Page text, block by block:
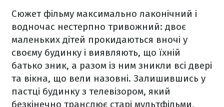
Сюжет фільму максимально лаконічний і
водночас нестерпно тривожний: двоє
маленьких дітей прокидаються вночі у
своєму будинку і виявляють, що їхній
батько зник, а разом із ним зникли всі двері
та вікна, що вели назовні. Залишившись у
пастці будинку з телевізором, який
безкінечно транслює старі мультфільми,